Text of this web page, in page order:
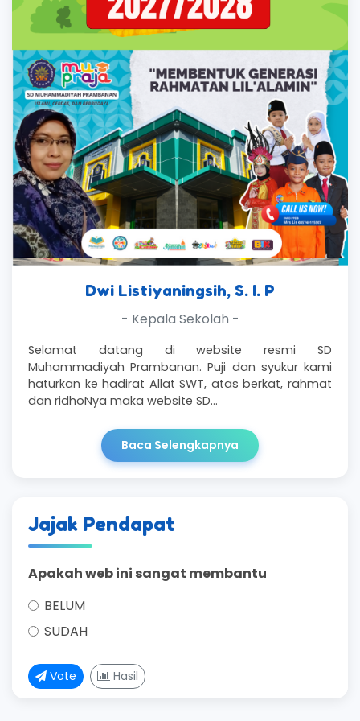
Dwi Listiyaningsih, S. I. P
- Kepala Sekolah -
Selamat datang di website resmi SD
Muhammadiyah Prambanan. Puji dan syukur kami
haturkan ke hadirat Allat SWT, atas berkat, rahmat
dan ridhoNya maka website SD…
Baca Selengkapnya
Jajak Pendapat
Apakah web ini sangat membantu
BELUM
SUDAH
Vote Hasil